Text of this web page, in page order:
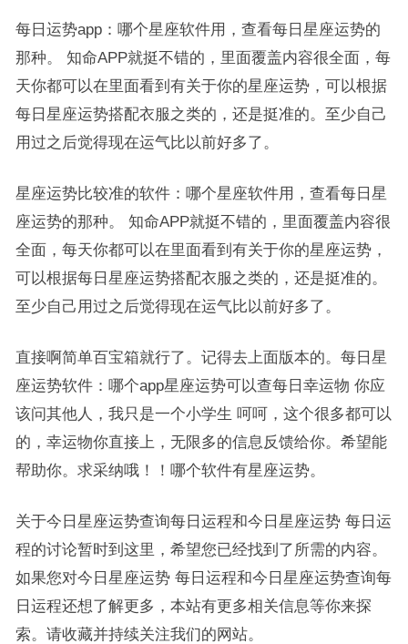
每日运势app：哪个星座软件用，查看每日星座运势的
那种。 知命APP就挺不错的，里面覆盖内容很全面，每
天你都可以在里面看到有关于你的星座运势，可以根据
每日星座运势搭配衣服之类的，还是挺准的。至少自己
用过之后觉得现在运气比以前好多了。
星座运势比较准的软件：哪个星座软件用，查看每日星
座运势的那种。 知命APP就挺不错的，里面覆盖内容很
全面，每天你都可以在里面看到有关于你的星座运势，
可以根据每日星座运势搭配衣服之类的，还是挺准的。
至少自己用过之后觉得现在运气比以前好多了。
直接啊简单百宝箱就行了。记得去上面版本的。每日星
座运势软件：哪个app星座运势可以查每日幸运物 你应
该问其他人，我只是一个小学生 呵呵，这个很多都可以
的，幸运物你直接上，无限多的信息反馈给你。希望能
帮助你。求采纳哦！！哪个软件有星座运势。
关于今日星座运势查询每日运程和今日星座运势 每日运
程的讨论暂时到这里，希望您已经找到了所需的内容。
如果您对今日星座运势 每日运程和今日星座运势查询每
日运程还想了解更多，本站有更多相关信息等你来探
索。请收藏并持续关注我们的网站。